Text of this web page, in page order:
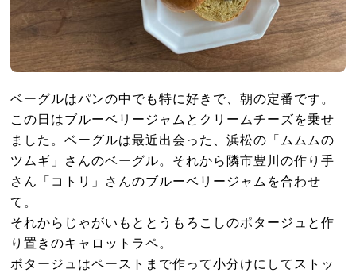
ベーグルはパンの中でも特に好きで、朝の定番です。
この日はブルーベリージャムとクリームチーズを乗せ
ました。ベーグルは最近出会った、浜松の「ムムムの
ツムギ」さんのベーグル。それから隣市豊川の作り手
さん「コトリ」さんのブルーベリージャムを合わせ
て。
それからじゃがいもととうもろこしのポタージュと作
り置きのキャロットラペ。
ポタージュはペーストまで作って小分けにしてストッ